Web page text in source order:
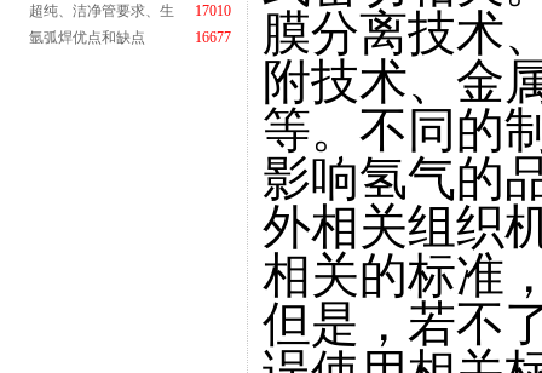
超纯、洁净管要求、生
17010
氩弧焊优点和缺点
16677
膜分离技术
附技术、金
等。不同的
影响氢气的
外相关组织
相关的标准
但是，若不